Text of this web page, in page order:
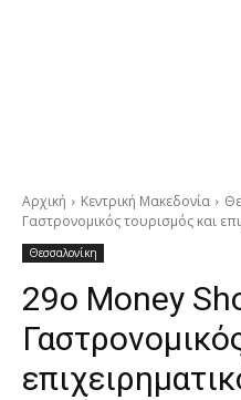
Αρχική Κεντρική Μακεδονία
Γαστρονομικός τουρισμός και
Θεσσαλονίκη
29ο Money